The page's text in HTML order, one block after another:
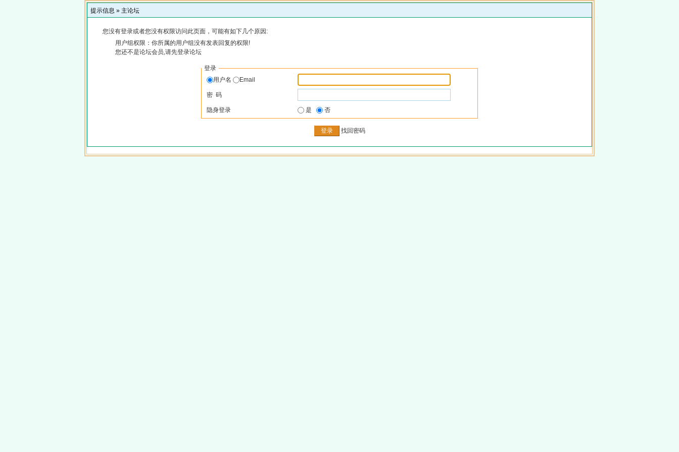
提示信息 » 主论坛
您没有登录或者您没有权限访问此页面，可能有如下几个原因:
用户组权限：你所属的用户组没有发表回复的权限!
您还不是论坛会员,请先登录论坛
登录
用户名
Email
密 码
隐身登录 是 否
找回密码